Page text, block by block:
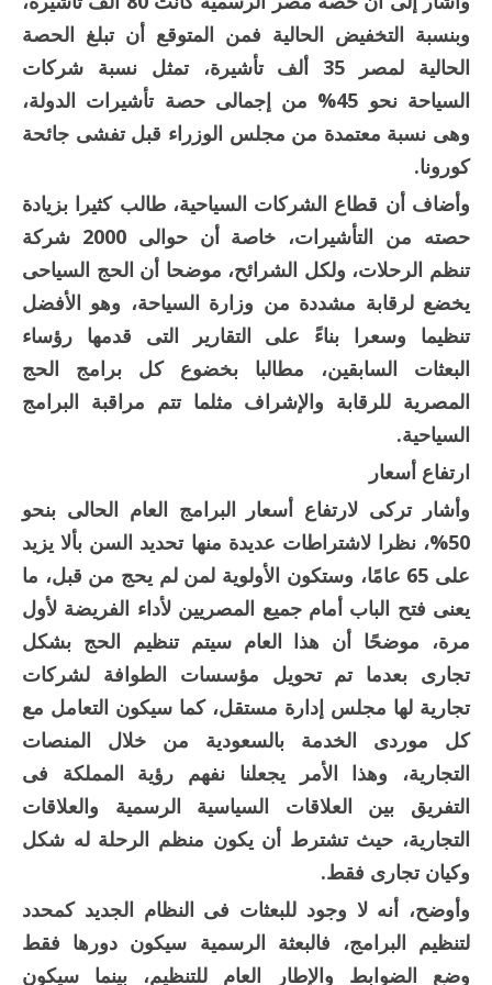
وبنسبة التخفيض الحالية فمن المتوقع أن تبلغ الحصة
الحالية لمصر 35 ألف تأشيرة، تمثل نسبة شركات
السياحة نحو 45% من إجمالى حصة تأشيرات الدولة،
وهى نسبة معتمدة من مجلس الوزراء قبل تفشى جائحة
كورونا.
وأضاف أن قطاع الشركات السياحية، طالب كثيرا بزيادة
حصته من التأشيرات، خاصة أن حوالى 2000 شركة
تنظم الرحلات، ولكل الشرائح، موضحا أن الحج السياحى
يخضع لرقابة مشددة من وزارة السياحة، وهو الأفضل
تنظيما وسعرا بناءً على التقارير التى قدمها رؤساء
البعثات السابقين، مطالبا بخضوع كل برامج الحج
المصرية للرقابة والإشراف مثلما تتم مراقبة البرامج
السياحية.
ارتفاع أسعار
وأشار تركى لارتفاع أسعار البرامج العام الحالى بنحو
50%، نظرا لاشتراطات عديدة منها تحديد السن بألا يزيد
على 65 عامًا، وستكون الأولوية لمن لم يحج من قبل، ما
يعنى فتح الباب أمام جميع المصريين لأداء الفريضة لأول
مرة، موضحًا أن هذا العام سيتم تنظيم الحج بشكل
تجارى بعدما تم تحويل مؤسسات الطوافة لشركات
تجارية لها مجلس إدارة مستقل، كما سيكون التعامل مع
كل موردى الخدمة بالسعودية من خلال المنصات
التجارية، وهذا الأمر يجعلنا نفهم رؤية المملكة فى
التفريق بين العلاقات السياسية الرسمية والعلاقات
التجارية، حيث تشترط أن يكون منظم الرحلة له شكل
وكيان تجارى فقط.
وأوضح، أنه لا وجود للبعثات فى النظام الجديد كمحدد
لتنظيم البرامج، فالبعثة الرسمية سيكون دورها فقط
وضع الضوابط والإطار العام للتنظيم، بينما سيكون